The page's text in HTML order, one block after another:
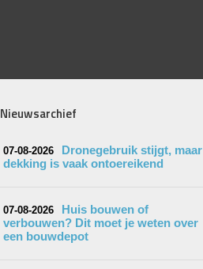
Nieuwsarchief
07-08-2026
Dronegebruik stijgt, maar
dekking is vaak ontoereikend
07-08-2026
Huis bouwen of
verbouwen? Dit moet je weten over
een bouwdepot